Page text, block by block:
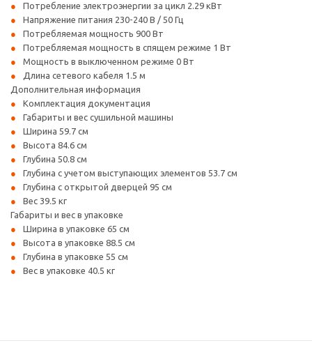
Потребление электроэнергии за цикл 2.29 кВт
Напряжение питания 230-240 В / 50 Гц
Потребляемая мощность 900 Вт
Потребляемая мощность в спящем режиме 1 Вт
Мощность в выключенном режиме 0 Вт
Длина сетевого кабеля 1.5 м
Дополнительная информация
Комплектация документация
Габариты и вес сушильной машины
Ширина 59.7 см
Высота 84.6 см
Глубина 50.8 см
Глубина с учетом выступающих элементов 53.7 см
Глубина с открытой дверцей 95 см
Вес 39.5 кг
Габариты и вес в упаковке
Ширина в упаковке 65 см
Высота в упаковке 88.5 см
Глубина в упаковке 55 см
Вес в упаковке 40.5 кг